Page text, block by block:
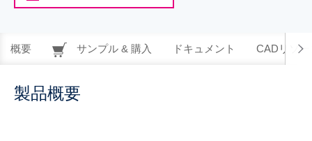
概要 サンプル & 購入 ドキュメント CADリソー
製品概要